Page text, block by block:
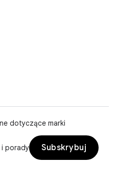
dotyczące marki
i porady
Subskrybuj